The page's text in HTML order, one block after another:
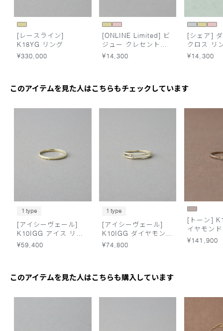
[レースライン]
K18YG リング
¥330,000
[ONLINE Limited] ビ
ジュー クレセントム
ーン リング
¥14,300
[シェア]
クロス リ
¥14,300
このアイテムを見た人はこちらもチェックしています
1 type
[アイシーヴェール]
K10IGG アイス リン
グ
¥59,400
1 type
[アイシーヴェール]
K10IGG ダイヤモンド
グリント リング
¥74,800
[トーン]
イヤモン
ァビュラス
¥141,900
このアイテムを見た人はこちらも購入しています